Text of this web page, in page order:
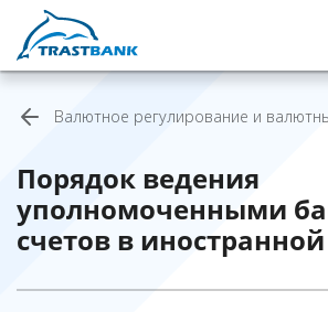
Валютное регулирование и
Порядок ведения
уполномоченными
счетов в